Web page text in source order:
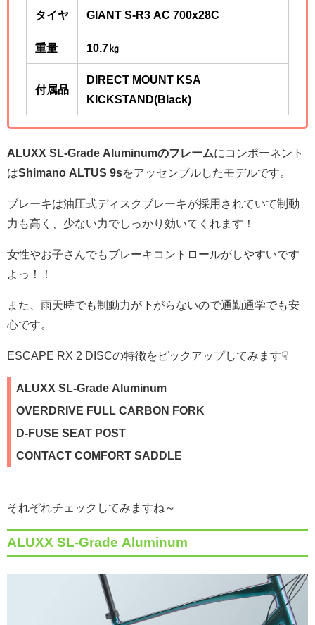
タイヤ GIANT S-R3 AC 700x28C
重量 10.7㎏
付属品
DIRECT MOUNT KSA
KICKSTAND(Black)
ALUXX SL-Grade Aluminumのフレームにコンポーネント
はShimano ALTUS 9sをアッセンブルしたモデルです。
ブレーキは油圧式ディスクブレーキが採用されていて制動
力も高く、少ない力でしっかり効いてくれます！
女性やお子さんでもブレーキコントロールがしやすいです
よっ！！
また、雨天時でも制動力が下がらないので通勤通学でも安
心です。
ESCAPE RX 2 DISCの特徴をピックアップしてみます☟
ALUXX SL-Grade Aluminum
OVERDRIVE FULL CARBON FORK
D-FUSE SEAT POST
CONTACT COMFORT SADDLE
それぞれチェックしてみますね～
ALUXX SL-Grade Aluminum